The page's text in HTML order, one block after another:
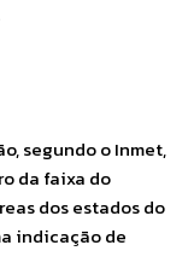
segundo o Inmet,
da faixa do
dos estados do
indicação de